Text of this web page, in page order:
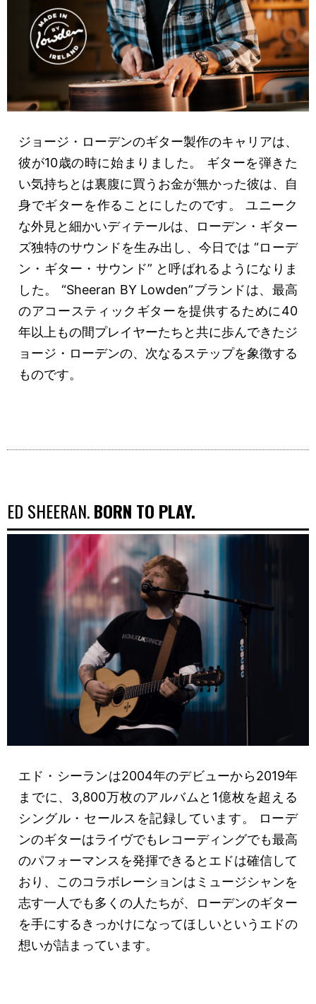
ジョージ・ローデンのギター製作のキャリアは、
彼が10歳の時に始まりました。 ギターを弾きた
い気持ちとは裏腹に買うお金が無かった彼は、自
身でギターを作ることにしたのです。 ユニーク
な外見と細かいディテールは、ローデン・ギター
ズ独特のサウンドを生み出し、今日では “ローデ
ン・ギター・サウンド” と呼ばれるようになりま
した。 “Sheeran BY Lowden”ブランドは、最高
のアコースティックギターを提供するために40
年以上もの間プレイヤーたちと共に歩んできたジ
ョージ・ローデンの、次なるステップを象徴する
ものです。
ED SHEERAN.BORN TO PLAY.
エド・シーランは2004年のデビューから2019年
までに、3,800万枚のアルバムと1億枚を超える
シングル・セールスを記録しています。 ローデ
ンのギターはライヴでもレコーディングでも最高
のパフォーマンスを発揮できるとエドは確信して
おり、このコラボレーションはミュージシャンを
志す一人でも多くの人たちが、ローデンのギター
を手にするきっかけになってほしいというエドの
想いが詰まっています。